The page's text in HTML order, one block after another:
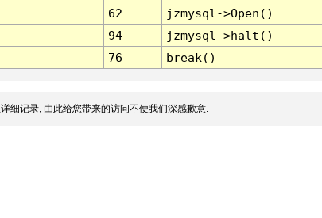
62
jzmysql->Open()
94
jzmysql->halt()
76 break()
细记录, 由此给您带来的访问不便我们深感歉意.